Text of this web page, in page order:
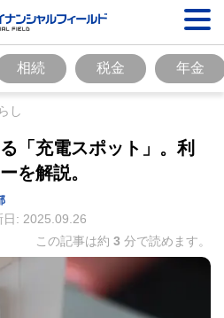
相続 税金 年金
し
「充電スポット」。利
を解説。
日: 2025.09.26
この記事は約 3 分で読めます。